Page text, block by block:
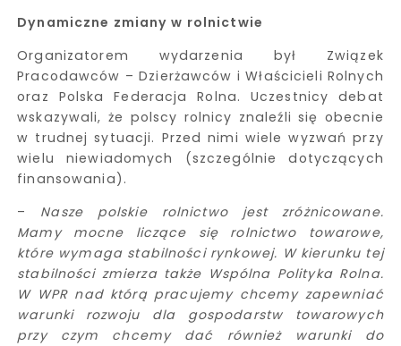
Dynamiczne zmiany w rolnictwie
Organizatorem wydarzenia był Związek
Pracodawców – Dzierżawców i Właścicieli Rolnych
oraz Polska Federacja Rolna. Uczestnicy debat
wskazywali, że polscy rolnicy znaleźli się obecnie
w trudnej sytuacji. Przed nimi wiele wyzwań przy
wielu niewiadomych (szczególnie dotyczących
finansowania).
– Nasze polskie rolnictwo jest zróżnicowane.
Mamy mocne liczące się rolnictwo towarowe,
które wymaga stabilności rynkowej. W kierunku tej
stabilności zmierza także Wspólna Polityka Rolna.
W WPR nad którą pracujemy chcemy zapewniać
warunki rozwoju dla gospodarstw towarowych
przy czym chcemy dać również warunki do